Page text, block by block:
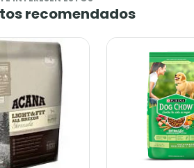
recomendados